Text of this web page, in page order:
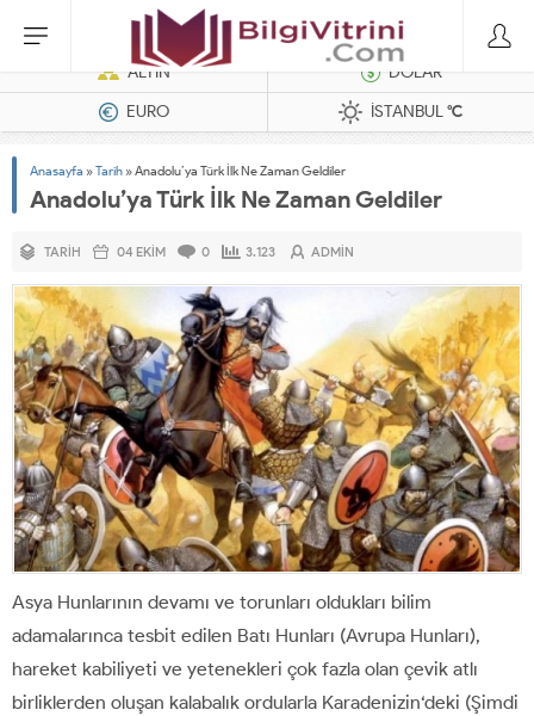
Dizel Jeneratörler
ALTIN
DOLAR
EURO
İSTANBUL°C
Anasayfa »Tarih »Anadolu’ya Türk İlk Ne Zaman Geldiler
Anadolu’ya Türk İlk Ne Zaman Geldiler
TARIH 04 EKIM 0 3.123 ADMIN
Asya Hunlarının devamı ve torunları oldukları bilim
adamalarınca tesbit edilen Batı Hunları (Avrupa Hunları),
hareket kabiliyeti ve yetenekleri çok fazla olan çevik atlı
birliklerden oluşan kalabalık ordularla Karadenizin‘deki (Şimdi